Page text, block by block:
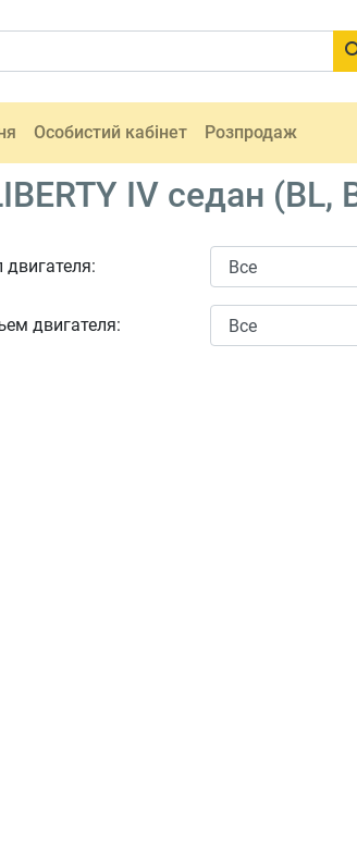
Особистий кабінет Розпродаж
IV седан (BL,
двигателя:
двигателя: